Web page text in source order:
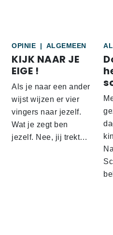
OPINIE | ALGEMEEN
KIJK NAAR JE
EIGE !
Als je naar een ander
wijst wijzen er vier
vingers naar jezelf.
Wat je zegt ben
jezelf. Nee, jij trekt…